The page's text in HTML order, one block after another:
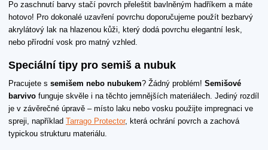
Po zaschnutí barvy stačí povrch přeleštit bavlněným hadříkem a máte
hotovo! Pro dokonalé uzavření povrchu doporučujeme použít bezbarvý
akrylátový lak na hlazenou kůži, který dodá povrchu elegantní lesk,
nebo přírodní vosk pro matný vzhled.
Speciální tipy pro semiš a nubuk
Pracujete s semišem nebo nubukem? Žádný problém! Semišové
barvivo funguje skvěle i na těchto jemnějších materiálech. Jediný rozdíl
je v závěrečné úpravě – místo laku nebo vosku použijte impregnaci ve
spreji, například Tarrago Protector, která ochrání povrch a zachová
typickou strukturu materiálu.